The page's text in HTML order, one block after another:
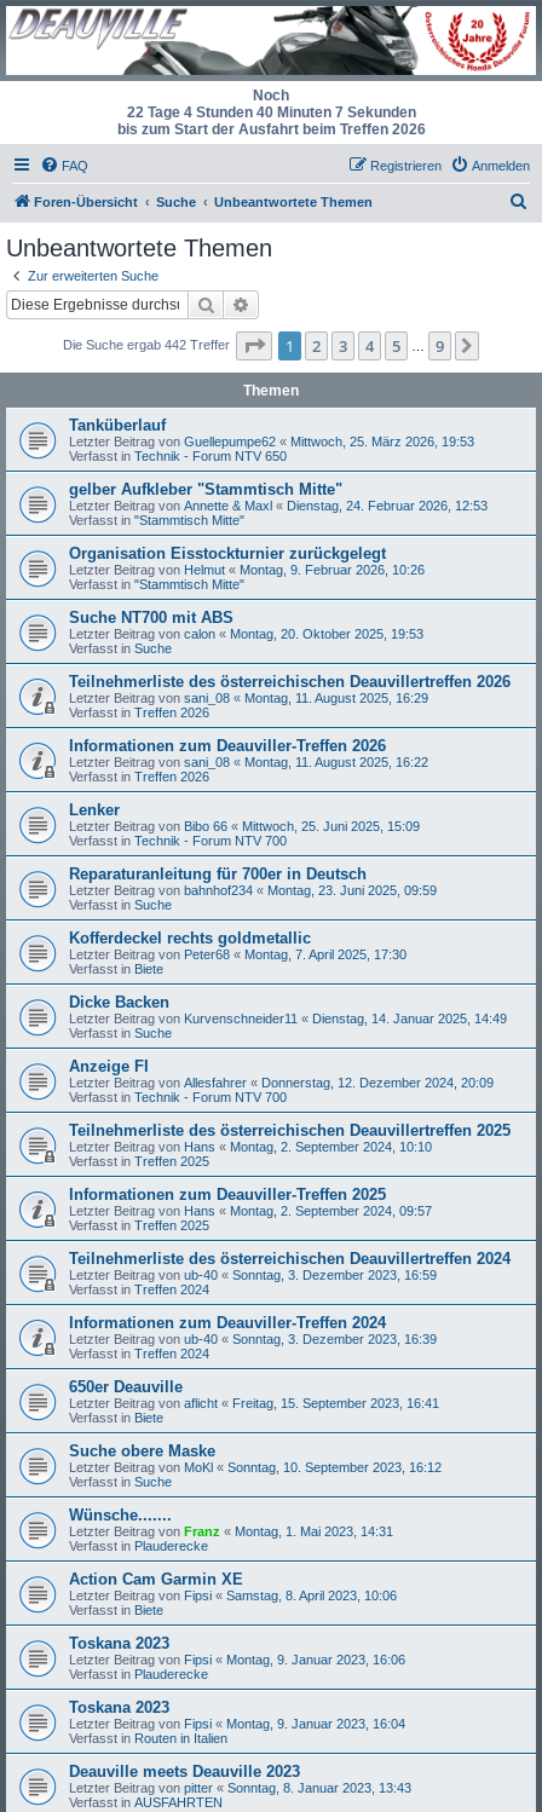
Noch
22 Tage 4 Stunden 40 Minuten 6 Sekunden
bis zum Start der Ausfahrt beim Treffen 2026
FAQ Anmelden
Registrieren
Foren-Übersicht Suche Unbeantwortete Themen
Unbeantwortete Themen
Zur erweiterten Suche
Suche
Die Suche ergab 442 Treffer Seite 1von
1 2 3 4 5 … 9
Themen
Tanküberlauf
Letzter Beitrag von Guellepumpe62 « Mittwoch, 25. März 2026, 19:53
Verfasst in Technik - Forum NTV 650
gelber Aufkleber "Stammtisch Mitte"
Letzter Beitrag von Annette & Maxl « Dienstag, 24. Februar 2026, 12:53
Verfasst in "Stammtisch Mitte"
Organisation Eisstockturnier zurückgelegt
Letzter Beitrag von Helmut « Montag, 9. Februar 2026, 10:26
Verfasst in "Stammtisch Mitte"
Suche NT700 mit ABS
Letzter Beitrag von calon « Montag, 20. Oktober 2025, 19:53
Verfasst in Suche
Teilnehmerliste des österreichischen Deauvillertreffen 2026
Letzter Beitrag von sani_08 « Montag, 11. August 2025, 16:29
Verfasst in Treffen 2026
Informationen zum Deauviller-Treffen 2026
Letzter Beitrag von sani_08 « Montag, 11. August 2025, 16:22
Verfasst in Treffen 2026
Lenker
Letzter Beitrag von Bibo 66 « Mittwoch, 25. Juni 2025, 15:09
Verfasst in Technik - Forum NTV 700
Reparaturanleitung für 700er in Deutsch
Letzter Beitrag von bahnhof234 « Montag, 23. Juni 2025, 09:59
Verfasst in Suche
Kofferdeckel rechts goldmetallic
Letzter Beitrag von Peter68 « Montag, 7. April 2025, 17:30
Verfasst in Biete
Dicke Backen
Letzter Beitrag von Kurvenschneider11 « Dienstag, 14. Januar 2025, 14:49
Verfasst in Suche
Anzeige FI
Letzter Beitrag von Allesfahrer « Donnerstag, 12. Dezember 2024, 20:09
Verfasst in Technik - Forum NTV 700
Teilnehmerliste des österreichischen Deauvillertreffen 2025
Letzter Beitrag von Hans « Montag, 2. September 2024, 10:10
Verfasst in Treffen 2025
Informationen zum Deauviller-Treffen 2025
Letzter Beitrag von Hans « Montag, 2. September 2024, 09:57
Verfasst in Treffen 2025
Teilnehmerliste des österreichischen Deauvillertreffen 2024
Letzter Beitrag von ub-40 « Sonntag, 3. Dezember 2023, 16:59
Verfasst in Treffen 2024
Informationen zum Deauviller-Treffen 2024
Letzter Beitrag von ub-40 « Sonntag, 3. Dezember 2023, 16:39
Verfasst in Treffen 2024
650er Deauville
Letzter Beitrag von aflicht « Freitag, 15. September 2023, 16:41
Verfasst in Biete
Suche obere Maske
Letzter Beitrag von MoKl « Sonntag, 10. September 2023, 16:12
Verfasst in Suche
Wünsche.......
Letzter Beitrag von Franz « Montag, 1. Mai 2023, 14:31
Verfasst in Plauderecke
Action Cam Garmin XE
Letzter Beitrag von Fipsi « Samstag, 8. April 2023, 10:06
Verfasst in Biete
Toskana 2023
Letzter Beitrag von Fipsi « Montag, 9. Januar 2023, 16:06
Verfasst in Plauderecke
Toskana 2023
Letzter Beitrag von Fipsi « Montag, 9. Januar 2023, 16:04
Verfasst in Routen in Italien
Deauville meets Deauville 2023
Letzter Beitrag von pitter « Sonntag, 8. Januar 2023, 13:43
Verfasst in AUSFAHRTEN